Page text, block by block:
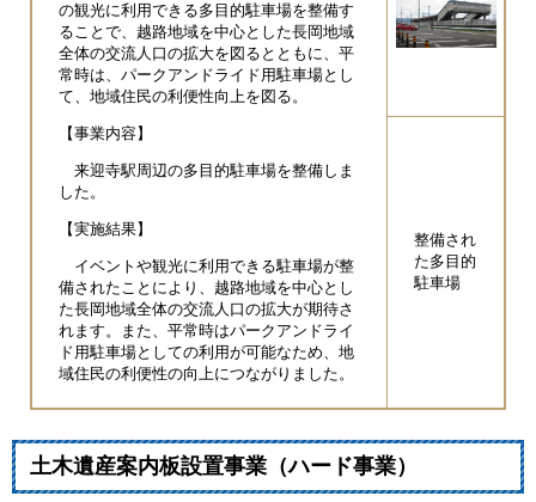
の観光に利用できる多目的駐車場を整備す
ることで、越路地域を中心とした長岡地域
全体の交流人口の拡大を図るとともに、平
常時は、パークアンドライド用駐車場とし
て、地域住民の利便性向上を図る。
【事業内容】
来迎寺駅周辺の多目的駐車場を整備しま
した。
【実施結果】
イベントや観光に利用できる駐車場が整
備されたことにより、越路地域を中心とし
た長岡地域全体の交流人口の拡大が期待さ
れます。また、平常時はパークアンドライ
ド用駐車場としての利用が可能なため、地
域住民の利便性の向上につながりました。
整備され
た多目的
駐車場
土木遺産案内板設置事業（ハード事業）